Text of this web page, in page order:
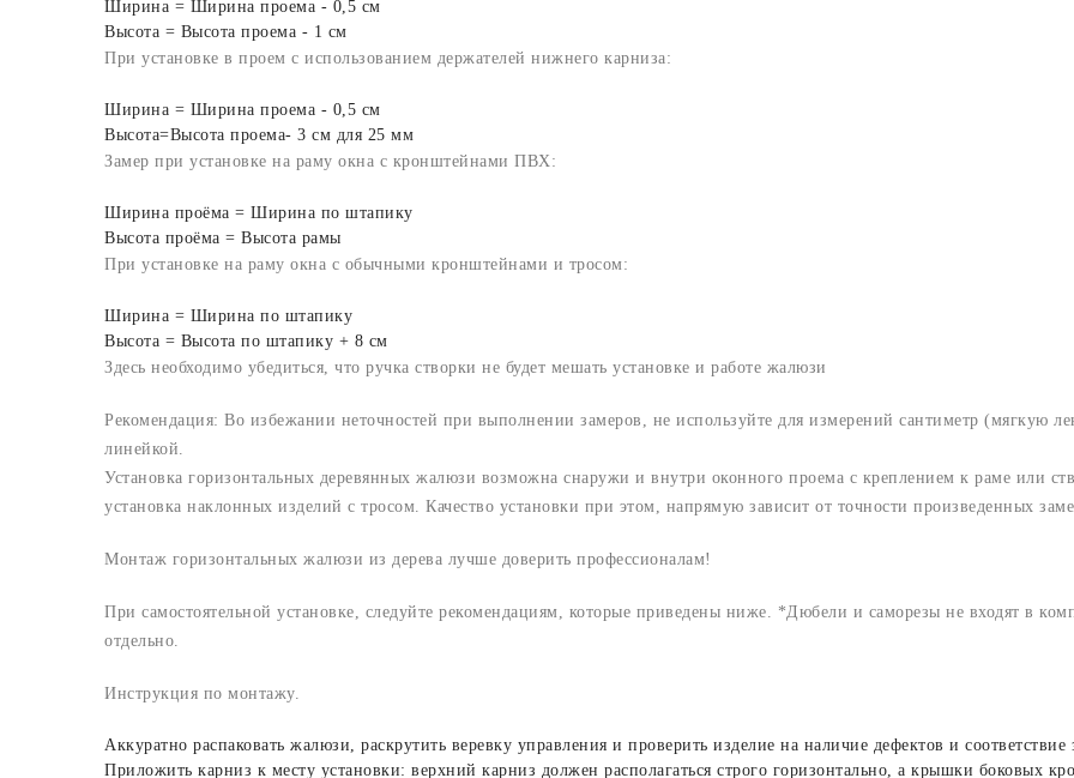
Ширина = Ширина проема - 0,5 см
Высота = Высота проема - 1 см
При установке в проем с использованием держателей нижнего карниза:
Ширина = Ширина проема - 0,5 см
Высота=Высота проема- 3 см для 25 мм
Замер при установке на раму окна с кронштейнами ПВХ:
Ширина проёма = Ширина по штапику
Высота проёма = Высота рамы
При установке на раму окна с обычными кронштейнами и тросом:
Ширина = Ширина по штапику
Высота = Высота по штапику + 8 см
Здесь необходимо убедиться, что ручка створки не будет мешать установке и работе жалюзи
Рекомендация: Во избежании неточностей при выполнении замеров, не используйте для измерений сантиметр (мягкую
линейкой.
Установка горизонтальных деревянных жалюзи возможна снаружи и внутри оконного проема с креплением к раме или
установка наклонных изделий с тросом. Качество установки при этом, напрямую зависит от точности произведенных
Монтаж горизонтальных жалюзи из дерева лучше доверить профессионалам!
При самостоятельной установке, следуйте рекомендациям, которые приведены ниже. *Дюбели и саморезы не входят в
отдельно.
Инструкция по монтажу.
Аккуратно распаковать жалюзи, раскрутить веревку управления и проверить изделие на наличие дефектов и
Приложить карниз к месту установки: верхний карниз должен располагаться строго горизонтально, а крышки боковых